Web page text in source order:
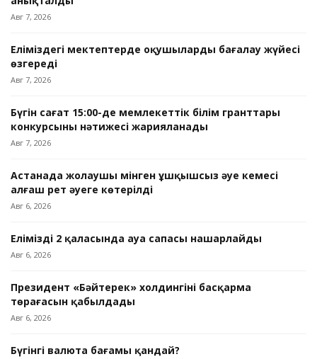
Авг 7, 2026
Еліміздегі мектептерде оқушыларды бағалау жүйесі
өзгереді
Авг 7, 2026
Бүгін сағат 15:00-де мемлекеттік білім гранттары
конкурсының нәтижесі жарияланады
Авг 7, 2026
Астанада жолаушы мінген ұшқышсыз әуе кемесі
алғаш рет әуеге көтерілді
Авг 6, 2026
Еліміздің 2 қаласында ауа сапасы нашарлайды
Авг 6, 2026
Президент «Бәйтерек» холдингінің басқарма
төрағасын қабылдады
Авг 6, 2026
Бүгінгі валюта бағамы қандай?